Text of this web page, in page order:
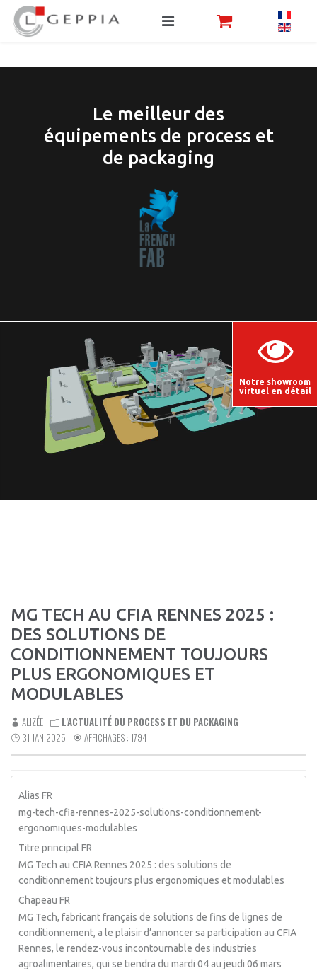
Le meilleur des
équipements de process et
de packaging
Notre showroom
virtuel en détail
MG TECH AU CFIA RENNES 2025 :
DES SOLUTIONS DE
CONDITIONNEMENT TOUJOURS
PLUS ERGONOMIQUES ET
MODULABLES
ALIZÉE
L'ACTUALITÉ DU PROCESS ET DU PACKAGING
31 JAN 2025
AFFICHAGES : 1794
Alias FR
mg-tech-cfia-rennes-2025-solutions-conditionnement-
ergonomiques-modulables
Titre principal FR
MG Tech au CFIA Rennes 2025 : des solutions de
conditionnement toujours plus ergonomiques et modulables
Chapeau FR
MG Tech, fabricant français de solutions de fins de lignes de
conditionnement, a le plaisir d’annoncer sa participation au CFIA
Rennes, le rendez-vous incontournable des industries
agroalimentaires, qui se tiendra du mardi 04 au jeudi 06 mars